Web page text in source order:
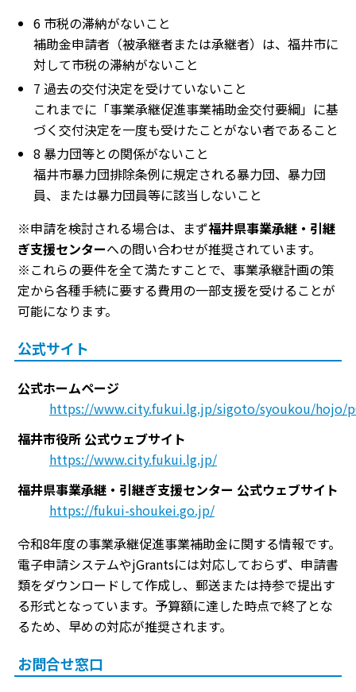
6 市税の滞納がないこと
補助金申請者（被承継者または承継者）は、福井市に
対して市税の滞納がないこと
7 過去の交付決定を受けていないこと
これまでに「事業承継促進事業補助金交付要綱」に基
づく交付決定を一度も受けたことがない者であること
8 暴力団等との関係がないこと
福井市暴力団排除条例に規定される暴力団、暴力団
員、または暴力団員等に該当しないこと
※申請を検討される場合は、まず福井県事業承継・引継
ぎ支援センターへの問い合わせが推奨されています。
※これらの要件を全て満たすことで、事業承継計画の策
定から各種手続に要する費用の一部支援を受けることが
可能になります。
公式サイト
公式ホームページ
https://www.city.fukui.lg.jp/sigoto/syoukou/hojo/
福井市役所 公式ウェブサイト
https://www.city.fukui.lg.jp/
福井県事業承継・引継ぎ支援センター 公式ウェブサイト
https://fukui-shoukei.go.jp/
令和8年度の事業承継促進事業補助金に関する情報です。
電子申請システムやjGrantsには対応しておらず、申請書
類をダウンロードして作成し、郵送または持参で提出す
る形式となっています。予算額に達した時点で終了とな
るため、早めの対応が推奨されます。
お問合せ窓口